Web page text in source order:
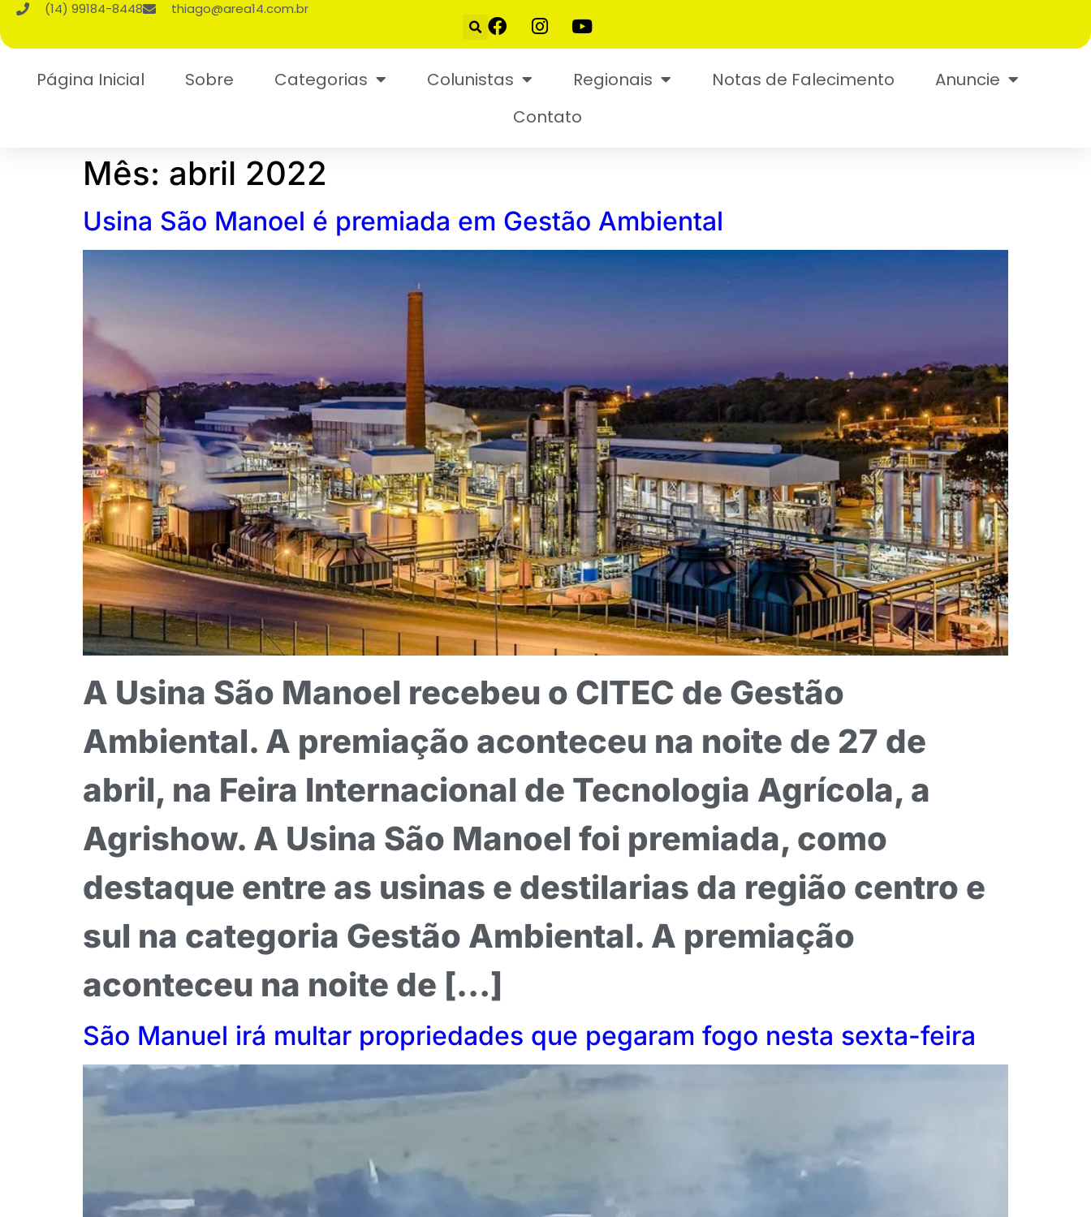
(14) 99184-8448 thiago@area14.com.br
Página Inicial Sobre Categorias Colunistas Regionais Notas de Falecimento
Anuncie
Contato
Mês: abril 2022
Usina São Manoel é premiada em Gestão Ambiental
A Usina São Manoel recebeu o CITEC de Gestão
Ambiental. A premiação aconteceu na noite de 27 de
abril, na Feira Internacional de Tecnologia Agrícola, a
Agrishow. A Usina São Manoel foi premiada, como
destaque entre as usinas e destilarias da região centro e
sul na categoria Gestão Ambiental. A premiação
aconteceu na noite de […]
São Manuel irá multar propriedades que pegaram fogo nesta sexta-feira